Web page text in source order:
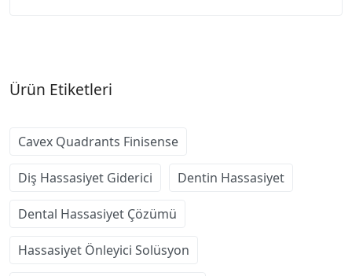
Ürün Etiketleri
Cavex Quadrants Finisense
Diş Hassasiyet Giderici Dentin Hassasiyet
Dental Hassasiyet Çözümü
Hassasiyet Önleyici Solüsyon